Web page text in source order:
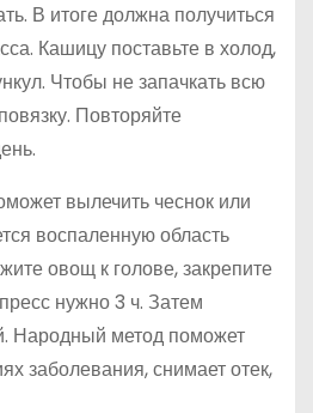
В итоге должна получиться
Кашицу поставьте в холод,
Чтобы не запачкать всю
Повторяйте
вылечить чеснок или
воспаленную область
овощ к голове, закрепите
нужно 3 ч. Затем
Народный метод поможет
заболевания, снимает отек,